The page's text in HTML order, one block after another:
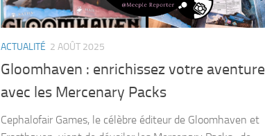
ACTUALITÉ 2 AOÛT 2025
Gloomhaven : enrichissez votre aventure
avec les Mercenary Packs
Cephalofair Games, le célèbre éditeur de Gloomhaven et